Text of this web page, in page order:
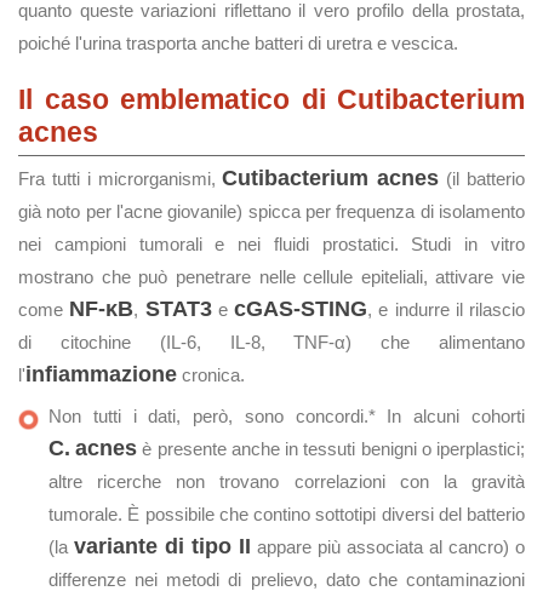
quanto queste variazioni riflettano il vero profilo della prostata,
poiché l'urina trasporta anche batteri di uretra e vescica.
Il caso emblematico di Cutibacterium
acnes
Fra tutti i microrganismi,Cutibacterium acnes (il batterio
già noto per l'acne giovanile) spicca per frequenza di isolamento
nei campioni tumorali e nei fluidi prostatici. Studi in vitro
mostrano che può penetrare nelle cellule epiteliali, attivare vie
come NF‑κB, STAT3e cGAS-STING, e indurre il rilascio
di citochine (IL‑6, IL‑8, TNF‑α) che alimentano
l'infiammazione cronica.
Non tutti i dati, però, sono concordi.* In alcuni cohorti
C. acnes è presente anche in tessuti benigni o iperplastici;
altre ricerche non trovano correlazioni con la gravità
tumorale. È possibile che contino sottotipi diversi del batterio
(la variante di tipo II appare più associata al cancro) o
differenze nei metodi di prelievo, dato che contaminazioni